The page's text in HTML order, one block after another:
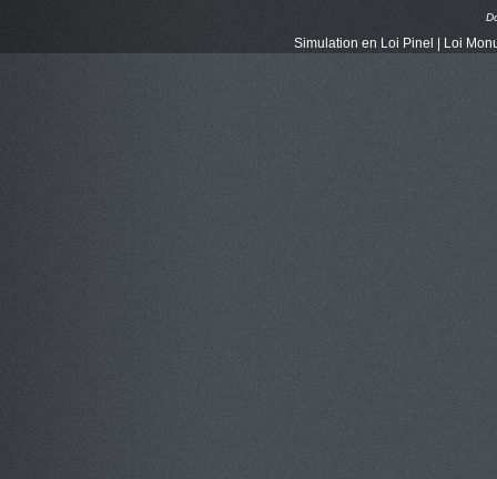
Simulation en Loi Pinel Loi